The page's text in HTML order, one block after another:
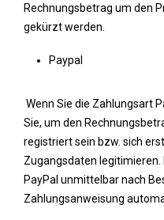
Rechnungsbetrag um den
gekürzt werden.
Paypal
Wenn Sie die Zahlungsart
Sie, um den
registriert sein bzw. sich
Zugangsdaten
PayPal unmittelbar nach
Zahlungsanweisung